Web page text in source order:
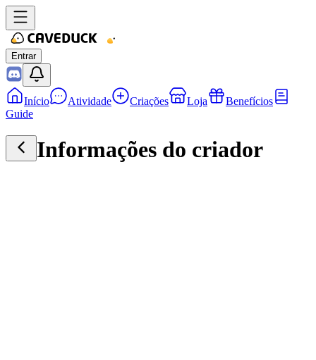
Entrar
Início Atividade Criações Loja
Benefícios
Guide
Informações do criador